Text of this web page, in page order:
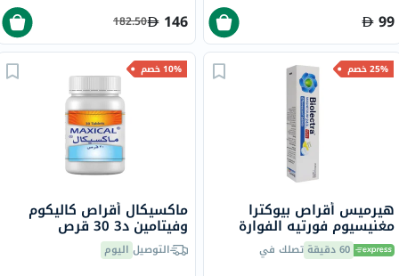
99
146
182.50
25% خصم
هيرميس أقراص بيوكترا
مغنيسيوم فورتيه الفوارة
بتركيز 243 ملجمم 20 قرص 60 دقيقة تصلك في
10% خصم
ماكسيكال أقراص كاليكوم
وفيتامين د3 30 قرص
التوصيل اليوم